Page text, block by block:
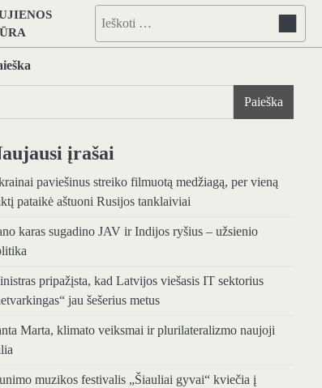
Ieškoti:
Paieška
įrašai
paviešinus streiko filmuotą medžiagą, per vieną
pataikė aštuoni Rusijos tanklaiviai
karas sugadino JAV ir Indijos ryšius – užsienio
pripažįsta, kad Latvijos viešasis IT sektorius
jau šešerius metus
Marta, klimato veiksmai ir plurilateralizmo naujoji
muzikos festivalis „Šiauliai gyvai“ kviečia į